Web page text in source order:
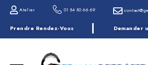
Atelier 01 84 80 66 69
Prendre Rendez-Vous Demander